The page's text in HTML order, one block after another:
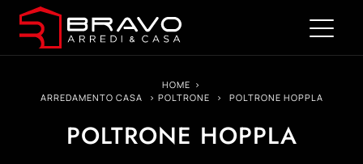
HOME >
ARREDAMENTO CASA
> POLTRONE > POLTRONE HOPPLA
POLTRONE HOPPLA